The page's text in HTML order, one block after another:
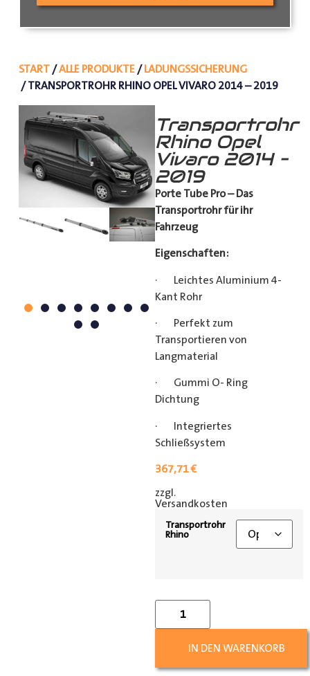
START/ALLE PRODUKTE/LADUNGSSICHERUNG
/ TRANSPORTROHR RHINO OPEL VIVARO 2014 – 2019
Transportrohr
Rhino Opel
Vivaro 2014 –
2019
Porte Tube Pro – Das
Transportrohr für ihr
Fahrzeug
Eigenschaften:
· Leichtes Aluminium 4-
Kant Rohr
· Perfekt zum
Transportieren von
Langmaterial
· Gummi O- Ring
Dichtung
· Integriertes
Schließsystem
367,71€
zzgl.
Versandkosten
Transportrohr
Rhino
IN DEN WARENKORB